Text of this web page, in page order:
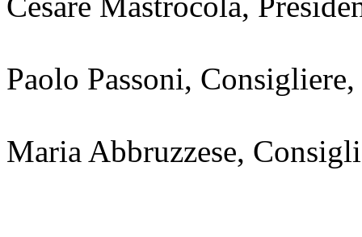
Paolo Passoni, Consigliere,
Maria Abbruzzese,